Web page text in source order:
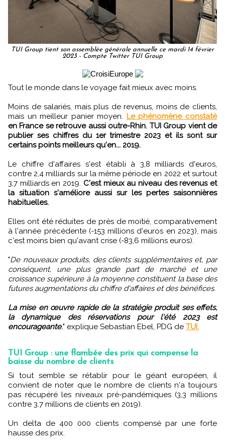
TUI Group tient son assemblée générale annuelle ce mardi 14 février
2023 - Compte Twitter TUI Group
Tout le monde dans le voyage fait mieux avec moins.
Moins de salariés, mais plus de revenus, moins de clients,
mais un meilleur panier moyen. Le phénomène constaté
en France se retrouve aussi outre-Rhin. TUI Group vient de
publier ses chiffres du 1er trimestre 2023 et ils sont sur
certains points meilleurs qu'en... 2019.
Le chiffre d'affaires s'est établi à 3,8 milliards d'euros,
contre 2,4 milliards sur la même période en 2022 et surtout
3,7 milliards en 2019. C'est mieux au niveau des revenus et
la situation s'améliore aussi sur les pertes saisonnières
habituelles.
Elles ont été réduites de près de moitié, comparativement
à l'année précédente (-153 millions d'euros en 2023), mais
c'est moins bien qu'avant crise (-83,6 millions euros).
"De nouveaux produits, des clients supplémentaires et, par
conséquent, une plus grande part de marché et une
croissance supérieure à la moyenne constituent la base des
futures augmentations du chiffre d'affaires et des bénéfices.
La mise en œuvre rapide de la stratégie produit ses effets,
la dynamique des réservations pour l'été 2023 est
encourageante," explique Sebastian Ebel, PDG de TUI.
TUI Group : une flambée des prix qui compense la
baisse du nombre de clients
Si tout semble se rétablir pour le géant européen, il
convient de noter que le nombre de clients n'a toujours
pas récupéré les niveaux pré-pandémiques (3,3 millions
contre 3.7 millions de clients en 2019).
Un delta de 400 000 clients compensé par une forte
hausse des prix.